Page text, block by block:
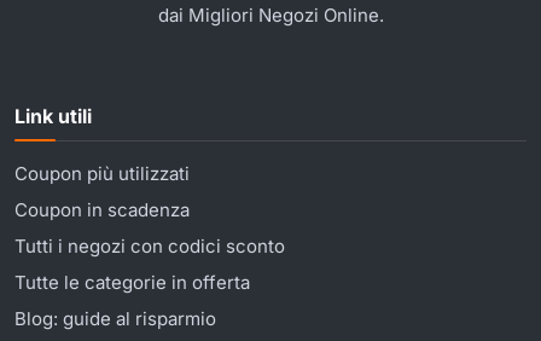
dai Migliori Negozi Online.
Link utili
Coupon più utilizzati
Coupon in scadenza
Tutti i negozi con codici sconto
Tutte le categorie in offerta
Blog: guide al risparmio